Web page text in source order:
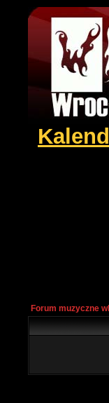
Forum muzyczne